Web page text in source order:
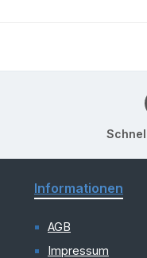
Informationen
AGB
Impressum